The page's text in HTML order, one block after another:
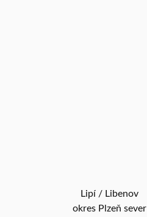
Lipí / Libenov
okres Plzeň sever